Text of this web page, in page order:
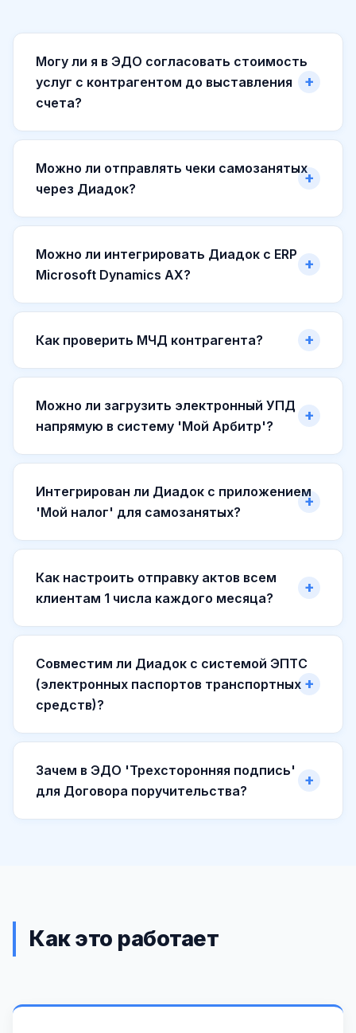
Могу ли я в ЭДО согласовать стоимость
услуг с контрагентом до выставления
счета?
Можно ли отправлять чеки самозанятых
через Диадок?
Можно ли интегрировать Диадок с ERP
Microsoft Dynamics AX?
Как проверить МЧД контрагента?
Можно ли загрузить электронный УПД
напрямую в систему 'Мой Арбитр'?
Интегрирован ли Диадок с приложением
'Мой налог' для самозанятых?
Как настроить отправку актов всем
клиентам 1 числа каждого месяца?
Совместим ли Диадок с системой ЭПТС
(электронных паспортов транспортных
средств)?
Зачем в ЭДО 'Трехсторонняя подпись'
для Договора поручительства?
Как это работает